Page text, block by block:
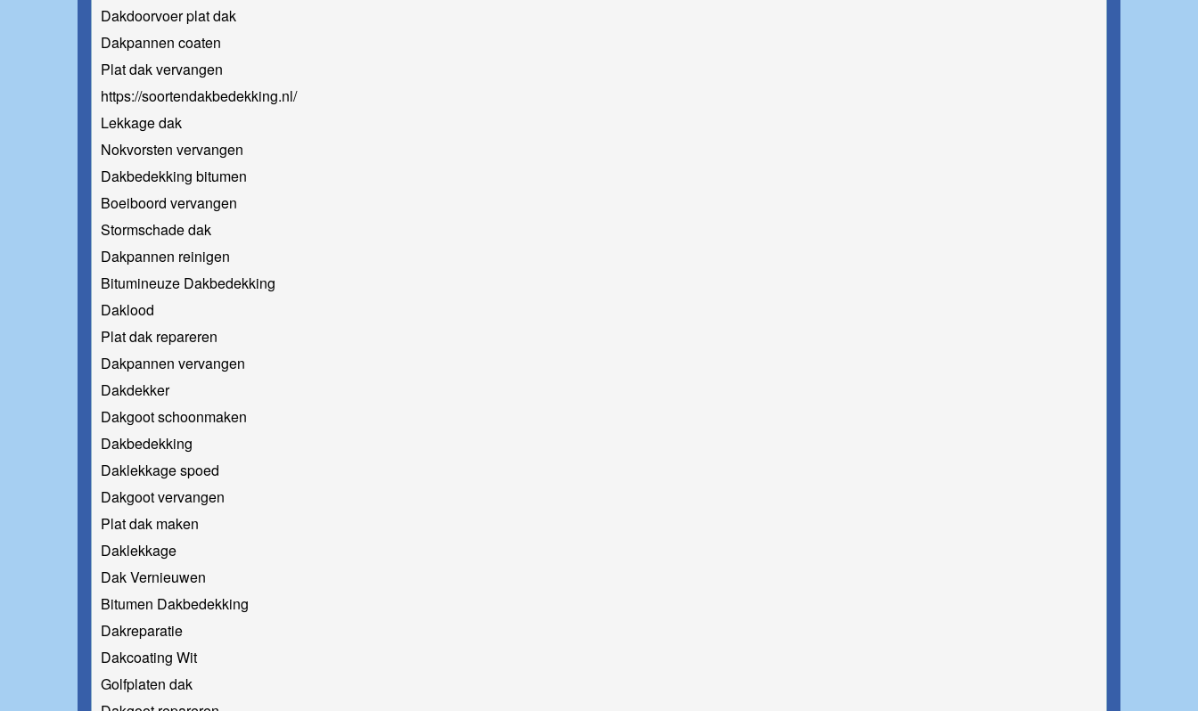
Dakdoorvoer plat dak
Dakpannen coaten
Plat dak vervangen
https://soortendakbedekking.nl/
Lekkage dak
Nokvorsten vervangen
Dakbedekking bitumen
Boeiboord vervangen
Stormschade dak
Dakpannen reinigen
Bitumineuze Dakbedekking
Daklood
Plat dak repareren
Dakpannen vervangen
Dakdekker
Dakgoot schoonmaken
Dakbedekking
Daklekkage spoed
Dakgoot vervangen
Plat dak maken
Daklekkage
Dak Vernieuwen
Bitumen Dakbedekking
Dakreparatie
Dakcoating Wit
Golfplaten dak